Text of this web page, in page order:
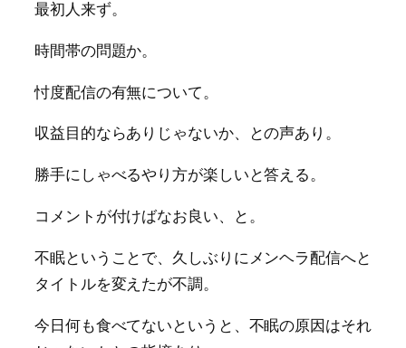
最初人来ず。
時間帯の問題か。
忖度配信の有無について。
収益目的ならありじゃないか、との声あり。
勝手にしゃべるやり方が楽しいと答える。
コメントが付けばなお良い、と。
不眠ということで、久しぶりにメンヘラ配信へと
タイトルを変えたが不調。
今日何も食べてないというと、不眠の原因はそれ